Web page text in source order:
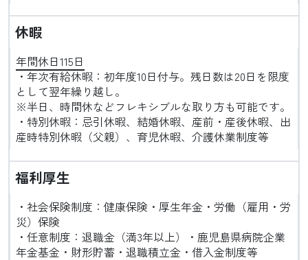
休暇
年間休日115日
・年次有給休暇：初年度10日付与。残日数は20日を限度
として翌年繰り越し。
※半日、時間休などフレキシブルな取り方も可能です。
・特別休暇：忌引休暇、結婚休暇、産前・産後休暇、出
産時特別休暇（父親）、育児休暇、介護休業制度等
福利厚生
・社会保険制度：健康保険・厚生年金・労働（雇用・労
災）保険
・任意制度：退職金（満3年以上）・鹿児島県病院企業
年金基金・財形貯蓄・退職積立金・借入金制度等